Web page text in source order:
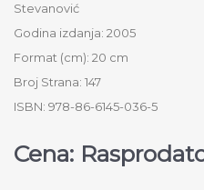
Stevanović
Godina izdanja: 2005
Format (cm): 20 cm
Broj Strana: 147
ISBN: 978-86-6145-036-5
Cena: